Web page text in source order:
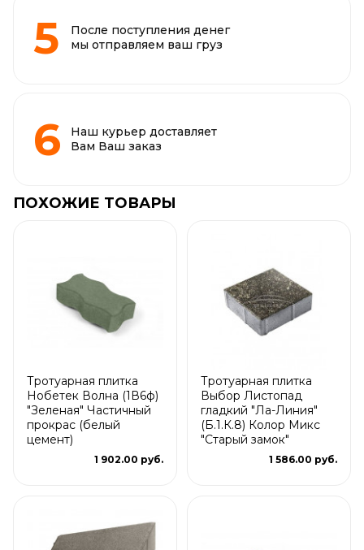
После поступления денег
мы отправляем ваш груз
Наш курьер доставляет
Вам Ваш заказ
ПОХОЖИЕ ТОВАРЫ
Тротуарная плитка
Нобетек Волна (1В6ф)
"Зеленая" Частичный
прокрас (белый
цемент)
1 902.00 руб.
Тротуарная плитка
Выбор Листопад
гладкий "Ла-Линия"
(Б.1.К.8) Колор Микс
"Старый замок"
1 586.00 руб.